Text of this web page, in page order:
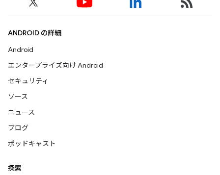
ANDROID の詳細
Android
エンタープライズ向け Android
セキュリティ
ソース
ニュース
ブログ
ポッドキャスト
探索